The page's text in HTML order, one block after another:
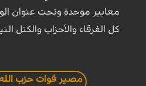
معايير موحدة وتحت عنوان
كل الفرقاء والأحزاب والكتل
مصير قوات حزب الله